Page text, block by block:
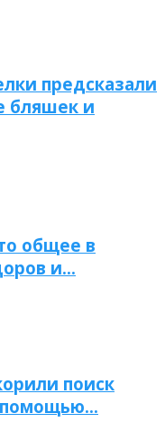
предсказали
бляшек и
общее в
и…
поиск
помощью…